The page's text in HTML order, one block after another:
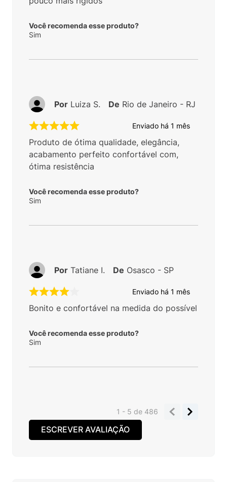
Você recomenda esse produto?
Sim
Enviado há 1 mês
Produto de ótima qualidade, elegância,
acabamento perfeito confortável com,
ótima resistência
Você recomenda esse produto?
Sim
Por Luiza S. De Rio de Janeiro - RJ
Enviado há 1 mês
Bonito e confortável na medida do possível
Você recomenda esse produto?
Sim
Por Tatiane I. De Osasco - SP
1 - 5de 486
ESCREVER AVALIAÇÃO